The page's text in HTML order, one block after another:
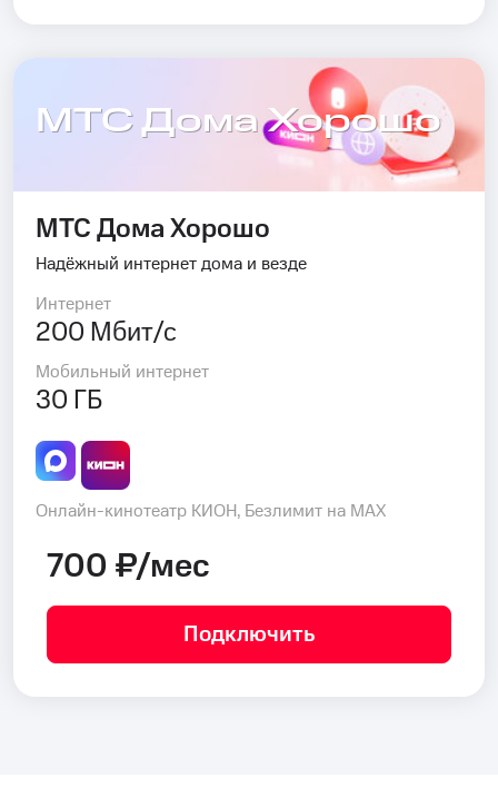
МТС Дома Хорошо
МТС Дома Хорошо
Надёжный интернет дома и везде
Интернет
200 Мбит/с
Мобильный интернет
30 ГБ
Онлайн-кинотеатр КИОН, Безлимит на MAX
700 ₽/мес
Подключить